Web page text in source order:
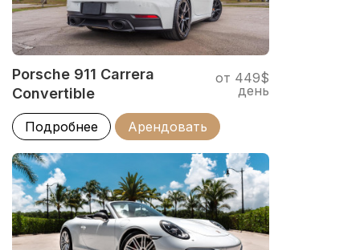
Porsche 911 Carrera
Convertible
от 449$
день
Подробнее Арендовать